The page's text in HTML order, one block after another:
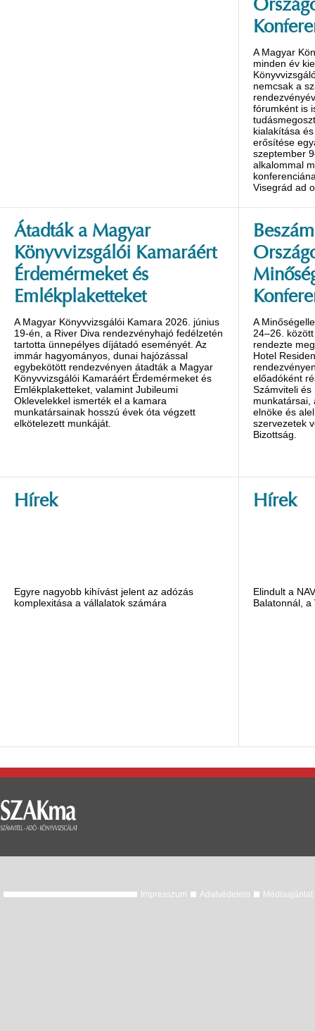
A Magyar
minden év
nemcsak a
fórumként is
kialakítása
erősítése
szeptember
alkalommal
Visegrád ad
Átadták a Magyar
Könyvvizsgálói Kamaráért
Érdemérmeket és
Emlékplaketteket
A Magyar Könyvvizsgálói Kamara 2026. június
19-én, a River Diva rendezvényhajó fedélzetén
tartotta ünnepélyes díjátadó eseményét. Az
immár hagyományos, dunai hajózással
egybekötött rendezvényen átadták a Magyar
Könyvvizsgálói Kamaráért Érdemérmeket és
Emlékplaketteket, valamint Jubileumi
Oklevelekkel ismerték el a kamara
munkatársainak hosszú évek óta végzett
elkötelezett munkáját.
A
24–26.
rendezte
Hotel
előadóként
Számviteli és
munkatársai,
elnöke és
szervezetek
Bizottság.
Hírek
Egyre nagyobb kihívást jelent az adózás
komplexitása a vállalatok számára
Hírek
Elindult a
Balatonnál, a
Impresszum Adatvédelem Médiaajánlat